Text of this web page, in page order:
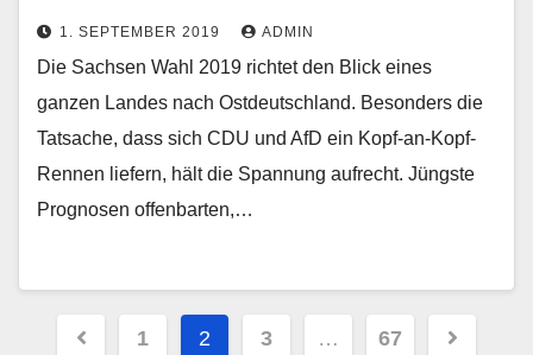
1. SEPTEMBER 2019 ADMIN
Die Sachsen Wahl 2019 richtet den Blick eines
ganzen Landes nach Ostdeutschland. Besonders die
Tatsache, dass sich CDU und AfD ein Kopf-an-Kopf-
Rennen liefern, hält die Spannung aufrecht. Jüngste
Prognosen offenbarten,…
Seitennummerierung
1 2 3 … 67